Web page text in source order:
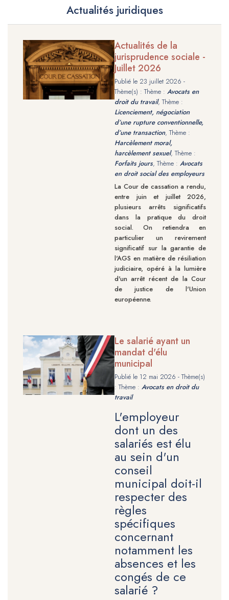
Actualités juridiques
Actualités de la
jurisprudence sociale -
Juillet 2026
Publié le 23 juillet 2026 -
Thème(s) : Thème : Avocats en
droit du travail, Thème :
Licenciement, négociation
d’une rupture conventionnelle,
d’une transaction, Thème :
Harcèlement moral,
harcèlement sexuel, Thème :
Forfaits jours, Thème : Avocats
en droit social des employeurs
La Cour de cassation a rendu,
entre juin et juillet 2026,
plusieurs arrêts significatifs
dans la pratique du droit
social. On retiendra en
particulier un revirement
significatif sur la garantie de
l'AGS en matière de résiliation
judiciaire, opéré à la lumière
d'un arrêt récent de la Cour
de justice de l'Union
européenne.
Le salarié ayant un
mandat d'élu
municipal
Publié le 12 mai 2026 - Thème(s)
: Thème : Avocats en droit du
travail
L'employeur
dont un des
salariés est élu
au sein d'un
conseil
municipal doit-il
respecter des
règles
spécifiques
concernant
notamment les
absences et les
congés de ce
salarié ?